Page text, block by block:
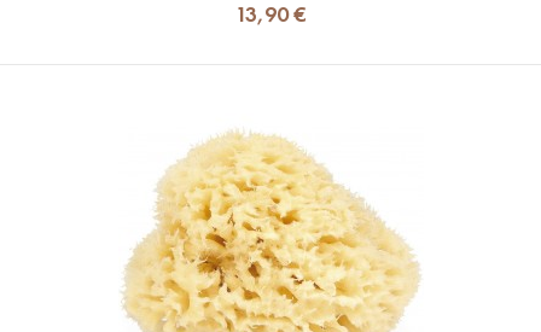
13,90 €